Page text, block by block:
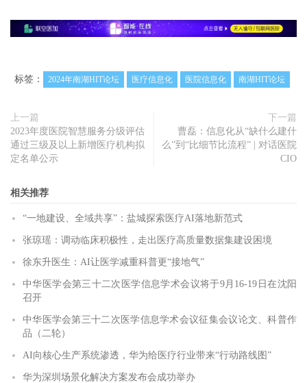
标签： 2024年南湖HIT论坛 医疗信息化 医院信息化 南湖HIT论坛
上一篇
2023年度医院智慧服务分级评估
通过三级及以上新增医疗机构拟
定名单公示
下一篇
曹磊：信息化从“缺什么建什
么”到“比细节比流程” | 对话医院
CIO
相关推荐
“一地建设、全域共享”：盐城探索医疗AI落地新范式
张琼瑶：调动临床积极性，走出医疗高质量数据集建设困境
徐东升医生：AI让医学减重科普更“接地气”
中华医学会第三十二次医学信息学术会议将于9月16-19日在沈阳
召开
中华医学会第三十二次医学信息学术会议征集会议论文、科普作
品（二轮）
AI向核心生产系统渗透，华为给医疗行业带来“行动路线图”
华为深圳场景化解决方案发布会成功举办